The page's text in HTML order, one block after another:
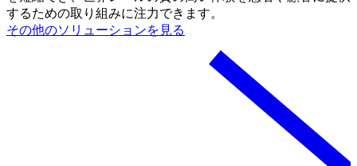
するための取り組みに注力できます。
その他のソリューションを見る